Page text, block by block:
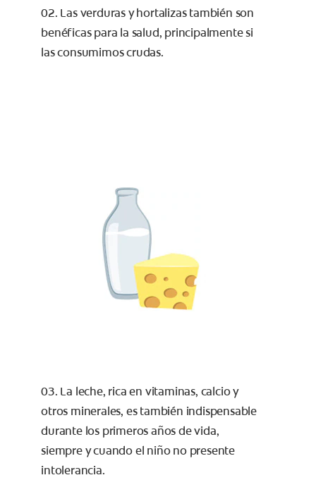
02. Las verduras y hortalizas también son
benéficas para la salud, principalmente si
las consumimos crudas.
03. La leche, rica en vitaminas, calcio y
otros minerales, es también indispensable
durante los primeros años de vida,
siempre y cuando el niño no presente
intolerancia.